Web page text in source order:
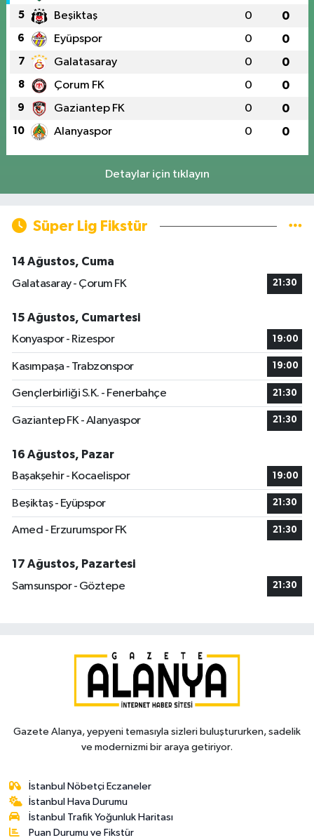
5 Beşiktaş 0 0
6 Eyüpspor 0 0
7 Galatasaray 0 0
8 Çorum FK 0 0
9 Gaziantep FK 0 0
10 Alanyaspor 0 0
Detaylar için tıklayın
Süper Lig Fikstür
14 Ağustos, Cuma
Galatasaray - Çorum FK
21:30
15 Ağustos, Cumartesi
Konyaspor - Rizespor
19:00
Kasımpaşa - Trabzonspor 19:00
Gençlerbirliği S.K. - Fenerbahçe 21:30
Gaziantep FK - Alanyaspor 21:30
16 Ağustos, Pazar
Başakşehir - Kocaelispor
19:00
Beşiktaş - Eyüpspor 21:30
Amed - Erzurumspor FK 21:30
17 Ağustos, Pazartesi
Samsunspor - Göztepe
21:30
Gazete Alanya, yepyeni temasıyla sizleri buluştururken, sadelik
ve modernizmi bir araya getiriyor.
İstanbul Nöbetçi Eczaneler
İstanbul Hava Durumu
İstanbul Trafik Yoğunluk Haritası
Puan Durumu ve Fikstür